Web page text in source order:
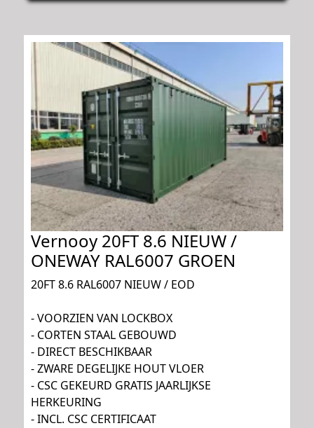
Vernooy 20FT 8.6 NIEUW /
ONEWAY RAL6007 GROEN
20FT 8.6 RAL6007 NIEUW / EOD
- VOORZIEN VAN LOCKBOX
- CORTEN STAAL GEBOUWD
- DIRECT BESCHIKBAAR
- ZWARE DEGELIJKE HOUT VLOER
- CSC GEKEURD GRATIS JAARLIJKSE
HERKEURING
- INCL. CSC CERTIFICAAT